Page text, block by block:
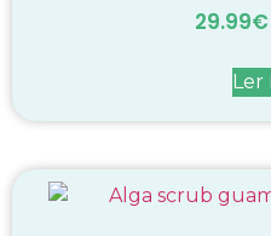
29.99€
Ler